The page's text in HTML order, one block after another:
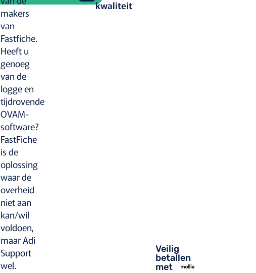
makers
van
Fastfiche.
Heeft u
genoeg
van de
logge en
tijdrovende
OVAM-
software?
FastFiche
is de
oplossing
waar de
overheid
niet aan
kan/wil
voldoen,
maar Adi
Support
wel.
kwaliteit​
Veilig
betallen
met